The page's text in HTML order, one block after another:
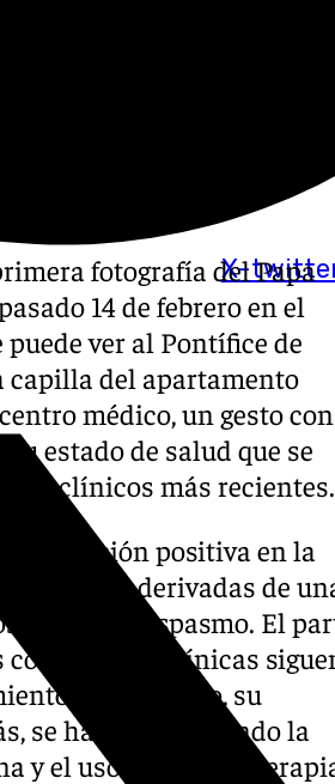
X-
fotografía del Papa
14 de febrero en el
puede ver al Pontífice de
capilla del apartamento
médico, un gesto
estado de salud que se
clínicos más recientes.
evolución positiva en la
derivadas de
de broncoespasmo. El
condiciones clínicas
hospitalario, su
se ha ido reduciendo la
y el uso de